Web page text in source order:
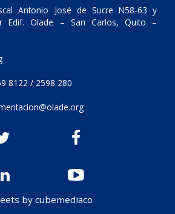
Antonio José de Sucre N58-63 y
Edif. Olade – San Carlos, Quito –
8122 / 2598 280
by cubemediaco